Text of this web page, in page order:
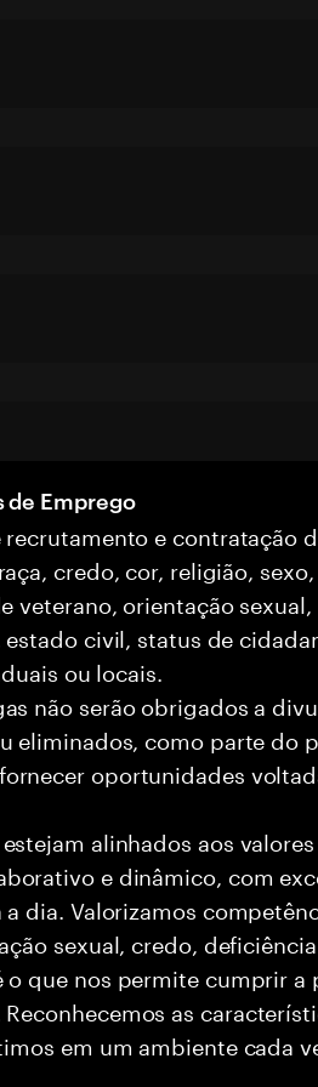
de Emprego
recrutamento e contratação
credo, cor, religião,
veterano, orientação
civil, status de
ou locais.
não serão obrigados a
eliminados, como parte do
oportunidades
alinhados aos
e dinâmico, com
dia. Valorizamos
sexual, credo,
o que nos permite cumprir
as
em um ambiente cada